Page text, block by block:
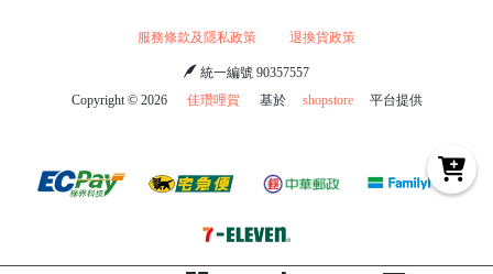
服務條款及隱私政策 退換貨政策
統一編號 90357557
Copyright © 2026 佳瓚哩賀 基於 shopstore 平台提供